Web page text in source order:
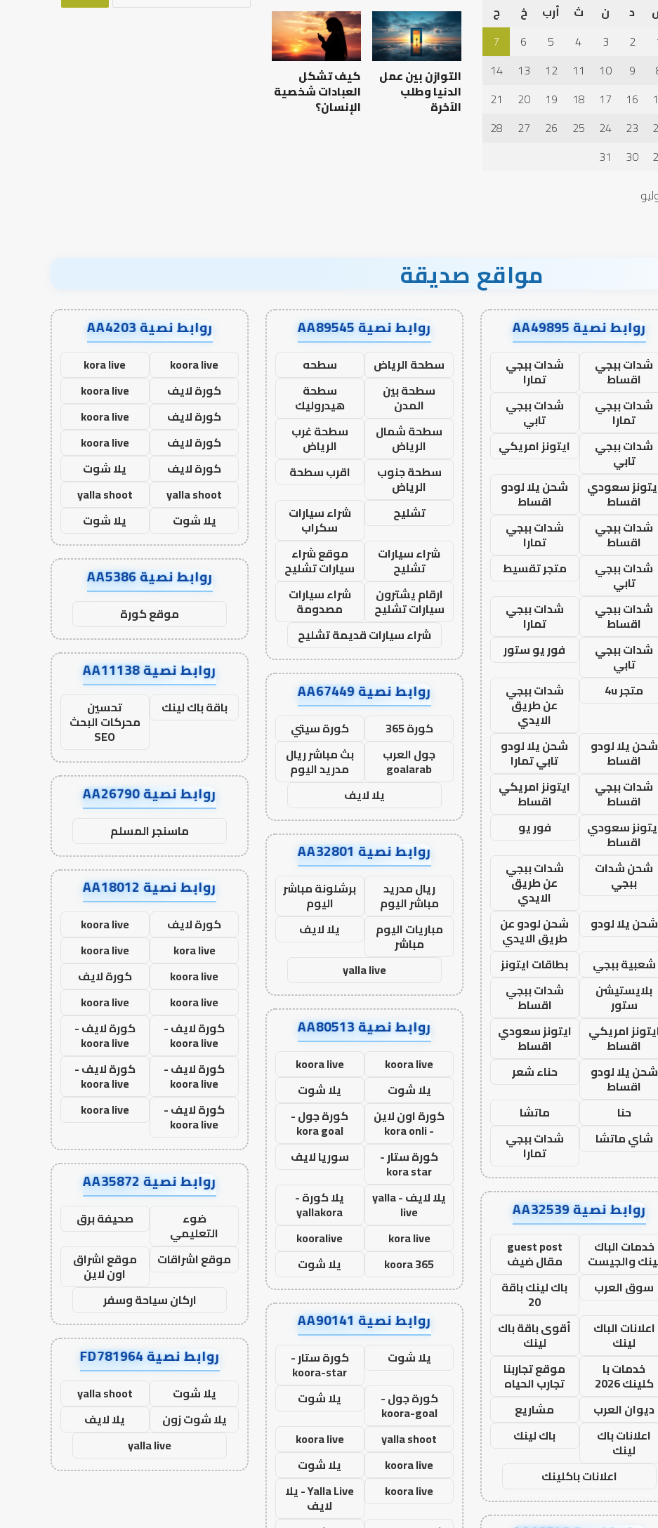
د ن ث أرب خ
ج
2
3
4
5
6
7
9
10
11
12
13
14
16
17
18
19
20
21
23
24
25
26
27
28
30
31
التوازن بين عمل
الدنيا وطلب
الآخرة
كيف تشكل
العبادات شخصية
الإنسان؟
مواقع صديقة
روابط نصية AA49895
شدات ببجي
اقساط
شدات ببجي
تمارا
شدات ببجي
تمارا
شدات ببجي
تابي
شدات ببجي
تابي
ايتونز امريكي
سعودي
اقساط
شحن يلا لودو
اقساط
شدات ببجي
اقساط
شدات ببجي
تمارا
شدات ببجي
تابي
متجر تقسيط
شدات ببجي
اقساط
شدات ببجي
تمارا
شدات ببجي
تابي
فور يو ستور
متجر 4u
شدات ببجي
عن طريق
الايدي
شحن يلا لودو
اقساط
شحن يلا لودو
تابي تمارا
شدات ببجي
اقساط
ايتونز امريكي
اقساط
سعودي
اقساط
فور يو
شحن شدات
ببجي
شدات ببجي
عن طريق
الايدي
شحن يلا لودو
شحن لودو عن
طريق الايدي
شعبية ببجي
بطاقات ايتونز
بلايستيشن
ستور
شدات ببجي
اقساط
امريكي
اقساط
ايتونز سعودي
اقساط
شحن يلا لودو
اقساط
حناء شعر
حنا
ماتشا
شاي ماتشا
شدات ببجي
تمارا
روابط نصية AA32539
خدمات الباك
والجيست
guest post
مقال ضيف
سوق العرب
باك لينك باقة
20
اعلانات الباك
لينك
أقوى باقة باك
لينك
خدمات با
كلينك 2026
موقع تجاربنا
تجارب الحياه
ديوان العرب
مشاريع
اعلانات باك
لينك
باك لينك
اعلانات باكلينك
روابط نصية AA89545
سطحة الرياض
سطحه
سطحة بين
المدن
سطحة
هيدروليك
سطحة شمال
الرياض
سطحة غرب
الرياض
سطحة جنوب
الرياض
اقرب سطحة
تشليح
شراء سيارات
سكراب
شراء سيارات
تشليح
موقع شراء
سيارات تشليح
ارقام يشترون
سيارات تشليح
شراء سيارات
مصدومة
شراء سيارات قديمة تشليح
روابط نصية AA67449
كورة 365
كورة سيتي
جول العرب
goalarab
بث مباشر ريال
مدريد اليوم
يلا لايف
روابط نصية AA32801
ريال مدريد
مباشر اليوم
برشلونة مباشر
اليوم
مباريات اليوم
مباشر
يلا لايف
yalla live
روابط نصية AA80513
koora live
koora live
يلا شوت
يلا شوت
كورة اون لاين
- kora onli
كورة جول -
kora goal
كورة ستار -
kora star
سوريا لايف
يلا لايف - yalla
live
يلا كورة -
yallakora
kora live
kooralive
koora 365
يلا شوت
روابط نصية AA90141
يلا شوت كورة ستار -
koora-star
كورة جول -
koora-goal
يلا شوت
yalla shoot
koora live
koora live
يلا شوت
koora live
Yalla Live - يلا
لايف
روابط نصية AA4203
koora live
kora live
كورة لايف
koora live
كورة لايف
koora live
كورة لايف
koora live
كورة لايف
يلا شوت
yalla shoot
yalla shoot
يلا شوت
يلا شوت
روابط نصية AA5386
موقع كورة
روابط نصية AA11138
باقة باك لينك تحسين
محركات البحث
SEO
روابط نصية AA26790
ماسنجر المسلم
روابط نصية AA18012
كورة لايف
koora live
kora live
koora live
koora live
كورة لايف
koora live
koora live
كورة لايف -
koora live
كورة لايف -
koora live
كورة لايف -
koora live
كورة لايف -
koora live
كورة لايف -
koora live
koora live
روابط نصية AA35872
ضوء
التعليمي
صحيفة برق
موقع اشراقات
موقع اشراق
اون لاين
اركان سياحة وسفر
روابط نصية FD781964
يلا شوت
yalla shoot
يلا شوت زون
يلا لايف
yalla live